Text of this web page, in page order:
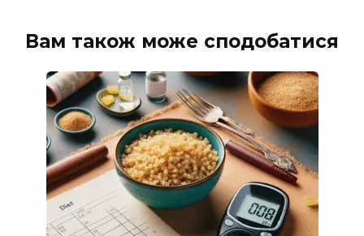
Вам також може сподобатися